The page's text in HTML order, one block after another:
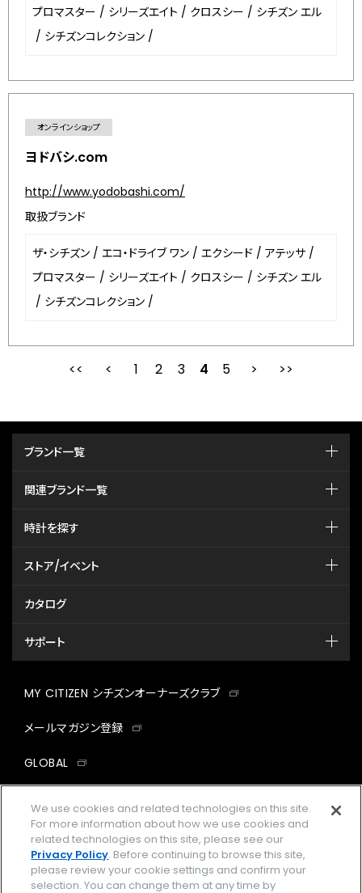
プロマスター / シリーズエイト / クロスシー / シチズン エル
/ シチズンコレクション /
オンラインショップ
ヨドバシ.com
http://www.yodobashi.com/
取扱ブランド
ザ・シチズン / エコ・ドライブ ワン / エクシード / アテッサ /
プロマスター / シリーズエイト / クロスシー / シチズン エル
/ シチズンコレクション /
最初 前
1 2 3 4 5
ブランド一覧
関連ブランド一覧
時計を探す
ストア/イベント
カタログ
サポート
MY CITIZEN シチズンオーナーズクラブ
メールマガジン登録
GLOBAL
facebookinstagramtwitter
企業情報 ご利用規約
We use cookies and related technologies on this site.
For more information about how we use cookies and
related technologies on this site, please see our
Privacy Policy. Before continuing to browse this site,
please review your cookie settings and confirm your
selection. You can change them at any time by